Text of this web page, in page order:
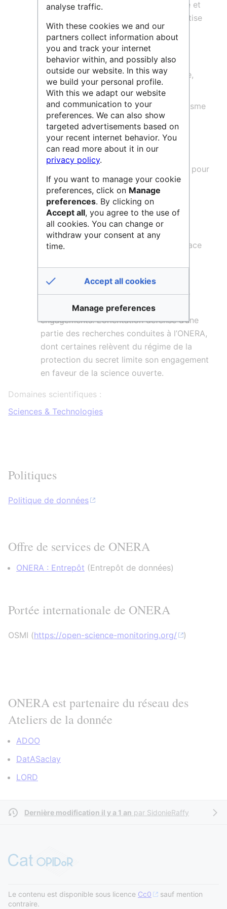
avec les finalités Aéronautique, Espace et
Défense et contribue à garantir l’expertise
technique étatique au sein des 7
départements scientifiques qui la
composent :
DAAA : Département Aérodynamique,
aéroélasticité, acoustique
DEMR : Département électromagnétisme
et radar
DMAS : Département matériaux et
structures
DMPE : Département multi-physique pour
l’énergétique
DOTA : Département optique et
techniques associées
DPHY : Département physique,
instrumentation, environnement, espace
l’Information et Systèmes.
En janvier 2022, l’ONERA a adopté une
charte science ouverte
avec quatre
engagements. L’orientation défense d’une
partie des recherches conduites à l’ONERA,
dont certaines relèvent du régime de la
protection du secret limite son engagement
en faveur de la science ouverte.
Domaines scientifiques :
Sciences & Technologies
Politiques
Politique de données
Offre de services de ONERA
ONERA : Entrepôt (Entrepôt de données)
Portée internationale de ONERA
OSMI (https://open-science-monitoring.org/ )
ONERA est partenaire du réseau des
Ateliers de la donnée
ADOO
DatASaclay
LORD
Dernière modification il y a 1 an par SidonieRaffy
Le contenu est disponible sous licence Cc0
sauf mention
contraire.
analyse traffic.
With these cookies we and our
partners collect information about
you and track your internet
behavior within, and possibly also
outside our website. In this way
we build your personal profile.
With this we adapt our website
and communication to your
preferences. We can also show
targeted advertisements based on
your recent internet behavior. You
can read more about it in our
privacy policy.
If you want to manage your cookie
preferences, click on Manage
preferences. By clicking on
Accept all, you agree to the use of
all cookies. You can change or
withdraw your consent at any
time.
Accept all cookies
Manage preferences